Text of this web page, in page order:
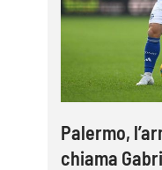
Palermo,
chiama